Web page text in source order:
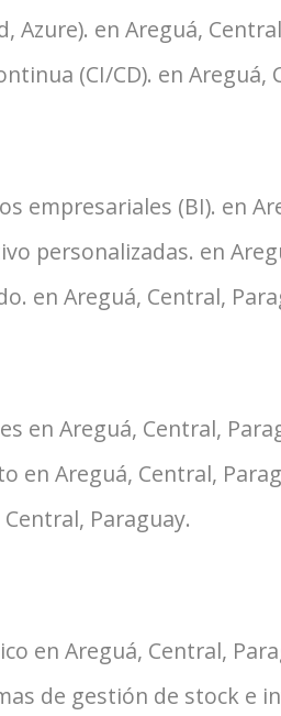
Azure). en Areguá,
(CI/CD). en Areguá,
empresariales (BI). en
personalizadas. en
en Areguá, Central,
en Areguá, Central,
en Areguá, Central,
Paraguay.
en Areguá, Central,
de gestión de stock e